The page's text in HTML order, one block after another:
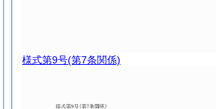
様式第9号(第7条関係)